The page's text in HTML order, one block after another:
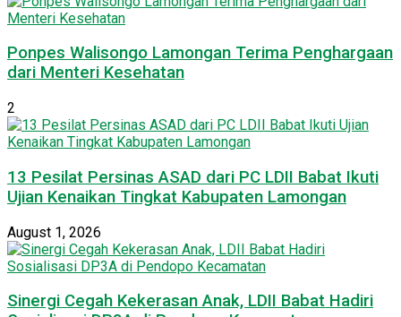
Ponpes Walisongo Lamongan Terima Penghargaan
dari Menteri Kesehatan
2
13 Pesilat Persinas ASAD dari PC LDII Babat Ikuti
Ujian Kenaikan Tingkat Kabupaten Lamongan
August 1, 2026
Sinergi Cegah Kekerasan Anak, LDII Babat Hadiri